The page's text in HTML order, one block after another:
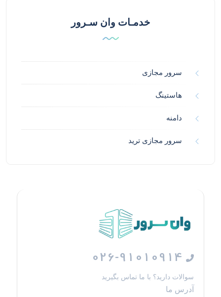
خدمـات وان سـرور
سرور مجازی
هاستینگ
دامنه
سرور مجازی ترید
026-91010914
سوالات دارید؟ با ما تماس بگیرید
آدرس ما